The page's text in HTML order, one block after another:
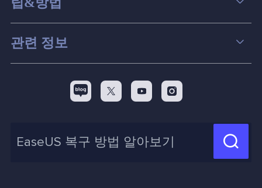
파티션 관리
스크린 레코더
백업&복원
신제품 New
컴퓨터 데이터 복구 팁
맥 데이터 복구 팁
디스크 파티션 팁
화면 녹화 팁
관련 정보
리셀러
제휴 문의
  
